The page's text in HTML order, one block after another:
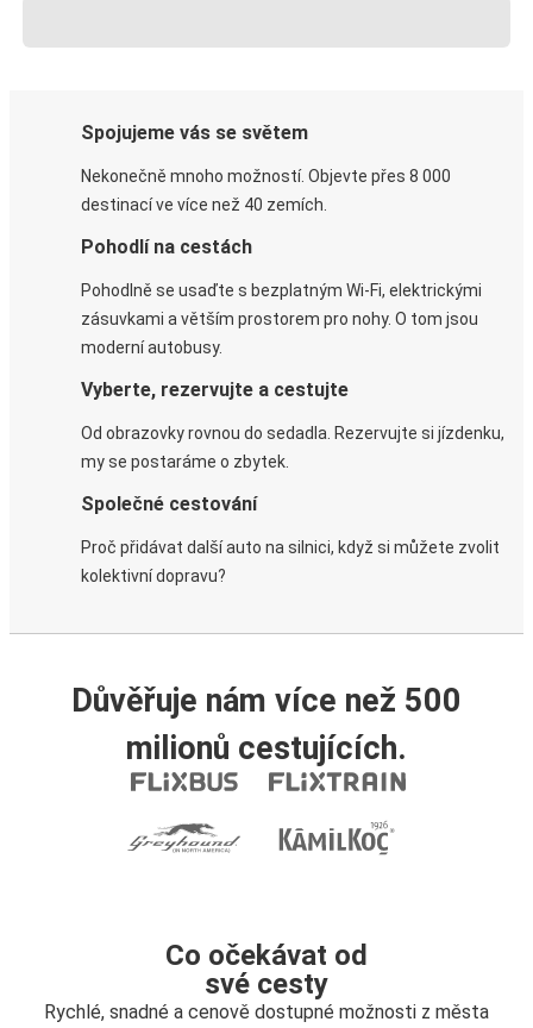
Spojujeme vás se světem
Nekonečně mnoho možností. Objevte přes 8 000
destinací ve více než 40 zemích.
Pohodlí na cestách
Pohodlně se usaďte s bezplatným Wi-Fi, elektrickými
zásuvkami a větším prostorem pro nohy. O tom jsou
moderní autobusy.
Vyberte, rezervujte a cestujte
Od obrazovky rovnou do sedadla. Rezervujte si jízdenku,
my se postaráme o zbytek.
Společné cestování
Proč přidávat další auto na silnici, když si můžete zvolit
kolektivní dopravu?
Důvěřuje nám více než 500
milionů cestujících.
Co očekávat od
své cesty
Rychlé, snadné a cenově dostupné možnosti z města